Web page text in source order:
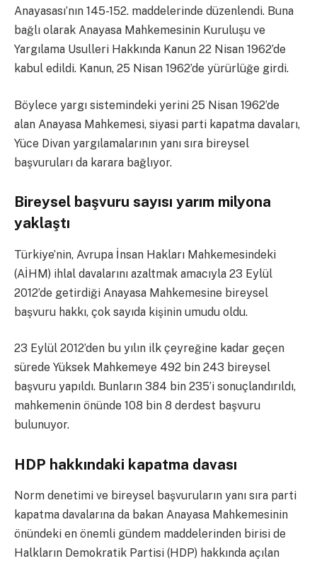
Anayasası’nın 145-152. maddelerinde düzenlendi. Buna
bağlı olarak Anayasa Mahkemesinin Kuruluşu ve
Yargılama Usulleri Hakkında Kanun 22 Nisan 1962’de
kabul edildi. Kanun, 25 Nisan 1962’de yürürlüğe girdi.
Böylece yargı sistemindeki yerini 25 Nisan 1962’de
alan Anayasa Mahkemesi, siyasi parti kapatma davaları,
Yüce Divan yargılamalarının yanı sıra bireysel
başvuruları da karara bağlıyor.
Bireysel başvuru sayısı yarım milyona
yaklaştı
Türkiye’nin, Avrupa İnsan Hakları Mahkemesindeki
(AİHM) ihlal davalarını azaltmak amacıyla 23 Eylül
2012’de getirdiği Anayasa Mahkemesine bireysel
başvuru hakkı, çok sayıda kişinin umudu oldu.
23 Eylül 2012’den bu yılın ilk çeyreğine kadar geçen
sürede Yüksek Mahkemeye 492 bin 243 bireysel
başvuru yapıldı. Bunların 384 bin 235’i sonuçlandırıldı,
mahkemenin önünde 108 bin 8 derdest başvuru
bulunuyor.
HDP hakkındaki kapatma davası
Norm denetimi ve bireysel başvuruların yanı sıra parti
kapatma davalarına da bakan Anayasa Mahkemesinin
önündeki en önemli gündem maddelerinden birisi de
Halkların Demokratik Partisi (HDP) hakkında açılan